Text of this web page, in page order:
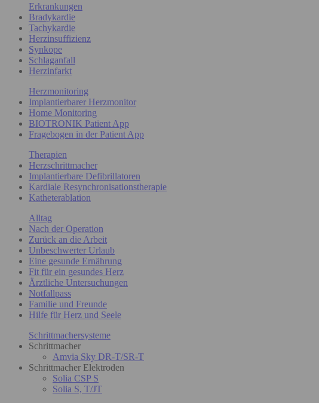
Erkrankungen
Bradykardie
Tachykardie
Herzinsuffizienz
Synkope
Schlaganfall
Herzinfarkt
Herzmonitoring
Implantierbarer Herzmonitor
Home Monitoring
BIOTRONIK Patient App
Fragebogen in der Patient App
Therapien
Herzschrittmacher
Implantierbare Defibrillatoren
Kardiale Resynchronisationstherapie
Katheterablation
Alltag
Nach der Operation
Zurück an die Arbeit
Unbeschwerter Urlaub
Eine gesunde Ernährung
Fit für ein gesundes Herz
Ärztliche Untersuchungen
Notfallpass
Familie und Freunde
Hilfe für Herz und Seele
Schrittmachersysteme
Schrittmacher
Amvia Sky DR-T/SR-T
Schrittmacher Elektroden
Solia CSP S
Solia S, T/JT